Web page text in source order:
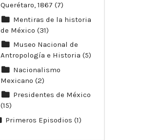
Querétaro, 1867 (7)
Mentiras de la historia
de México (31)
Museo Nacional de
Antropología e Historia (5)
Nacionalismo
Mexicano (2)
Presidentes de México
(15)
Primeros Episodios (1)